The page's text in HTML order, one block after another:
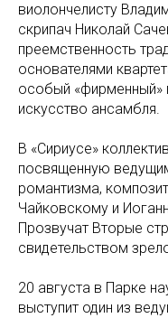
виолончелисту
скрипач Николай
преемственность
основателями
особый «фирменный»
искусство ансамбля.
В «Сириусе»
посвященную
романтизма,
Чайковскому и
Прозвучат Вторые
свидетельством
20 августа в Парке
выступит один из